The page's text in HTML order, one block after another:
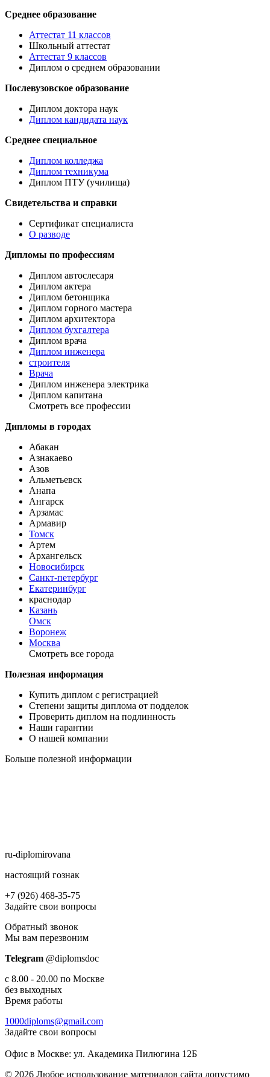
Среднее образование
Аттестат 11 классов
Школьный аттестат
Аттестат 9 классов
Диплом о среднем образовании
Послевузовское образование
Диплом доктора наук
Диплом кандидата наук
Среднее специальное
Диплом колледжа
Диплом техникума
Диплом ПТУ (училища)
Свидетельства и справки
Сертификат специалиста
О разводе
Дипломы по профессиям
Диплом автослесаря
Диплом актера
Диплом бетонщика
Диплом горного мастера
Диплом архитектора
Диплом бухгалтера
Диплом врача
Диплом инженера
строителя
Врача
Диплом инженера электрика
Диплом капитана
Смотреть все профессии
Дипломы в городах
Абакан
Азнакаево
Азов
Альметьевск
Анапа
Ангарск
Арзамас
Армавир
Томск
Артем
Архангельск
Новосибирск
Санкт-петербург
Екатеринбург
краснодар
Казань
Омск
Воронеж
Москва
Смотреть все города
Полезная информация
Купить диплом с регистрацией
Степени защиты диплома от подделок
Проверить диплом на подлинность
Наши гарантии
О нашей компании
Больше полезной информации
ru-diplomirovana
настоящий гознак
+7 (926) 468-35-75
Задайте свои вопросы
Обратный звонок
Мы вам перезвоним
Telegram @diplomsdoс
с 8.00 - 20.00 по Москве
без выходных
Время работы
1000diploms@gmail.com
Задайте свои вопросы
Офис в Москве: ул. Академика Пилюгина 12Б
© 2026 Любое использование материалов сайта допустимо